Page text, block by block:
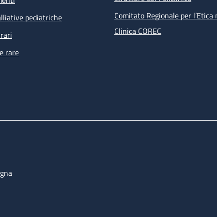
pediatriche
rare
Comitato Regionale per l’Etica
Clinica COREC